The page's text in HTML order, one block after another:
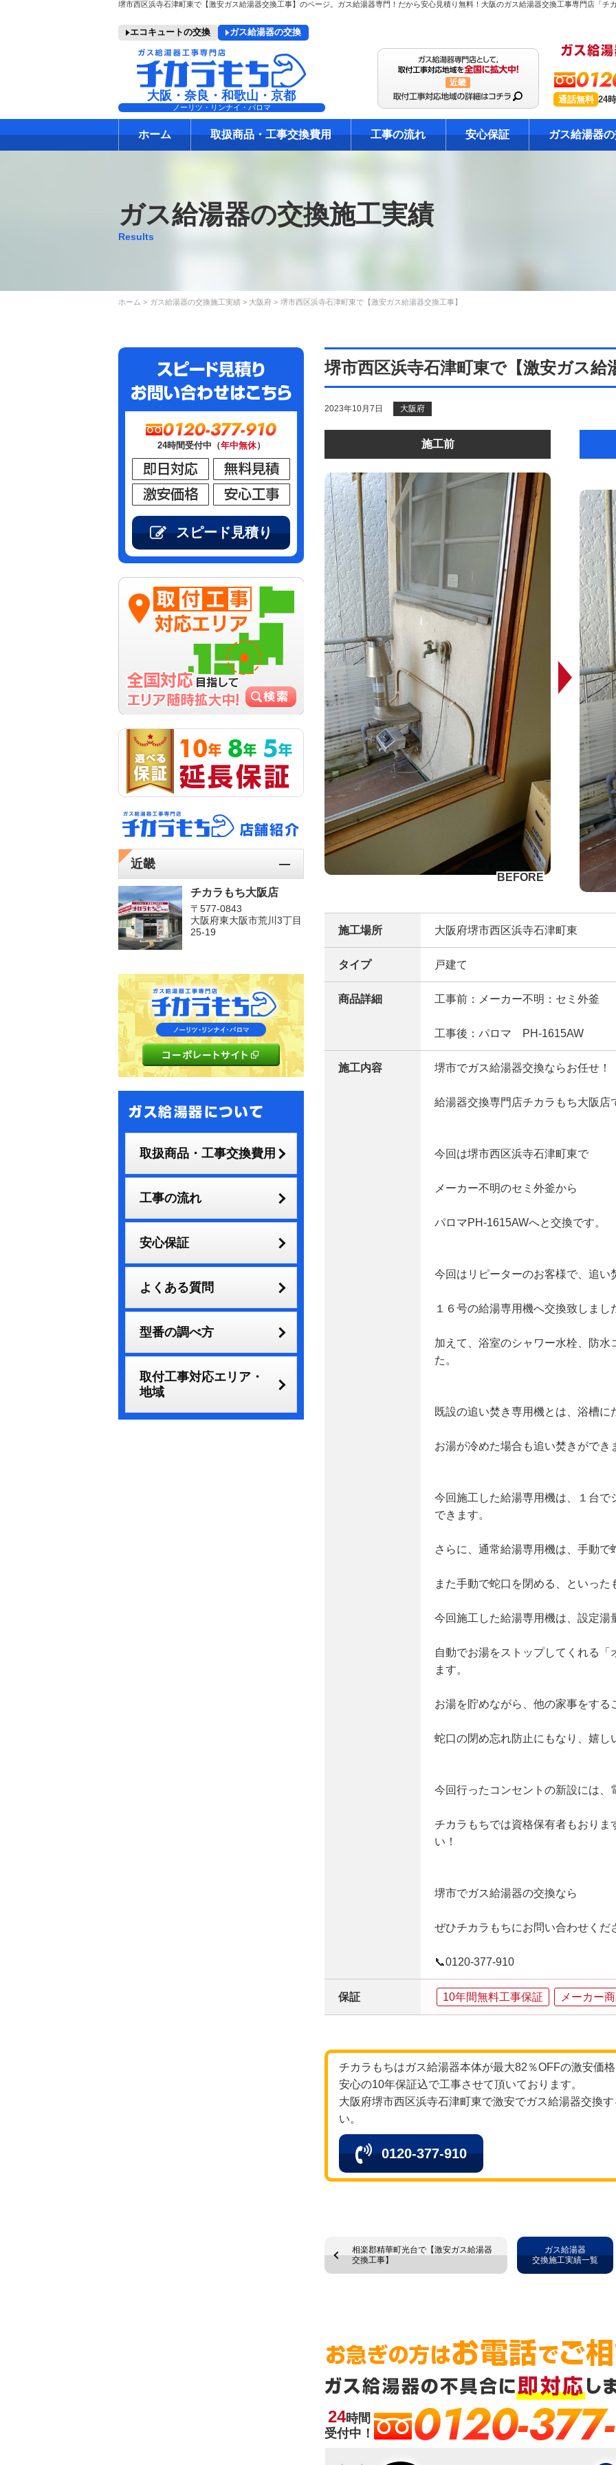
エコキュートの交換 ガス給湯器の交換
大阪・奈良・和歌山・京都
ノーリツ・リンナイ・パロマ
近畿
通話無料 24
ホーム 取扱商品・工事交換費用 工事の流れ 安心保証 ガス給湯器
ガス給湯器の交換施工実績
Results
ホーム ガス給湯器の交換施工実績 大阪府 堺市西区浜寺石津町東で【激安ガス給湯器交換工事】
堺市西区浜寺石津町東で【激安ガス給
2023年10月7日 大阪府
施工前
施工場所 大阪府堺市西区浜寺石津町東
タイプ 戸建て
商品詳細 工事前：メーカー不明：セミ外釜
工事後：パロマ PH-1615AW
施工内容 堺市でガス給湯器交換ならお任せ！
給湯器交換専門店チカラもち大阪店
今回は堺市西区浜寺石津町東で
メーカー不明のセミ外釜から
パロマPH-1615AWへと交換です。
今回はリピーターのお客様で、追い
１６号の給湯専用機へ交換致しまし
加えて、浴室のシャワー水栓、防
た。
既設の追い焚き専用機とは、浴槽
お湯が冷めた場合も追い焚きができ
今回施工した給湯専用機は、１台
できます。
さらに、通常給湯専用機は、手動
また手動で蛇口を閉める、といった
今回施工した給湯専用機は、設定湯
自動でお湯をストップしてくれる
ます。
お湯を貯めながら、他の家事をする
蛇口の閉め忘れ防止にもなり、嬉し
今回行ったコンセントの新設には
チカラもちでは資格保有者もおり
い！
堺市でガス給湯器の交換なら
ぜひチカラもちにお問い合わせくだ
📞0120‐377‐910
保証 10年間無料工事保証 メーカー
チカラもちはガス給湯器本体が最大82％OFFの激安価
安心の10年保証込で工事させて頂いております。
大阪府堺市西区浜寺石津町東で激安でガス給湯器交換
い。
0120-377-910
相楽郡精華町光台で【激安ガス給湯器
交換工事】
ガス給湯器
交換施工実績一覧
24時間
受付中！
0120-
0120-377-910
24時間受付中（年中無休）
スピード見積り
近畿
チカラもち大阪店
〒577-0843
大阪府東大阪市荒川3丁目
25-19
取扱商品・工事交換費用
工事の流れ
安心保証
よくある質問
型番の調べ方
取付工事対応エリア・
地域